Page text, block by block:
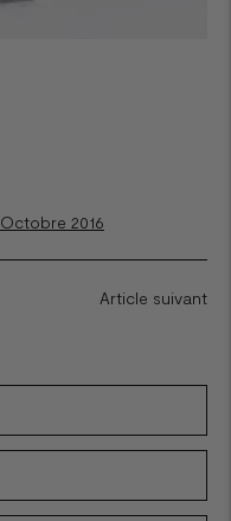
Octobre 2016
Article suivant